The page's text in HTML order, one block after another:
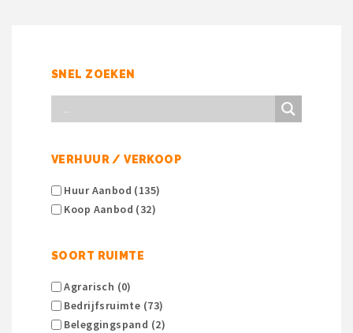
SNEL ZOEKEN
VERHUUR / VERKOOP
Huur Aanbod (135)
Koop Aanbod (32)
SOORT RUIMTE
Agrarisch (0)
Bedrijfsruimte (73)
Beleggingspand (2)